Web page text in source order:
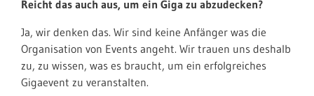
Reicht das auch aus, um ein Giga zu abzudecken?
Ja, wir denken das. Wir sind keine Anfänger was die
Organisation von Events angeht. Wir trauen uns deshalb
zu, zu wissen, was es braucht, um ein erfolgreiches
Gigaevent zu veranstalten.